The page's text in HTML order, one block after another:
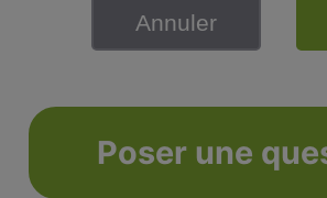
Annuler
Poser une